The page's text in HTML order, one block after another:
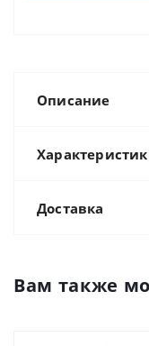
Описание
Доставка
Вам также